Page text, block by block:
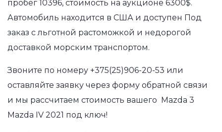
пробег 10396, стоимость на аукционе 6300$.
Автомобиль находится в США и доступен Под
заказ с льготной растоможкой и недорогой
доставкой морским транспортом.
Звоните по номеру +375(25)906-20-53 или
оставляйте заявку через форму обратной связи
и мы рассчитаем стоимость вашего Mazda 3
Mazda IV 2021 под ключ!